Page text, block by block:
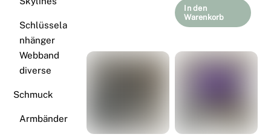
In den
Warenkorb
Schlüssela
nhänger
Webband
diverse
Schmuck
Armbänder